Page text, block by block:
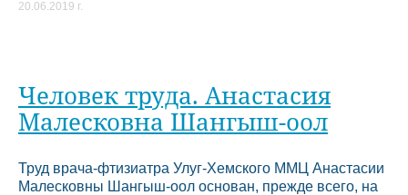
20.06.2019 г.
Человек труда. Анастасия
Малесковна Шангыш-оол
Труд врача-фтизиатра Улуг-Хемского ММЦ Анастасии
Малесковны Шангыш-оол основан, прежде всего, на